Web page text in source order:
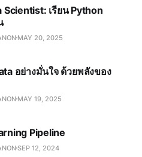
Scientist: เรียน Python
MAY 20, 2025
อย่างมั่นใจ ด้วยพลังของ
MAY 19, 2025
Pipeline
SEP 12, 2024